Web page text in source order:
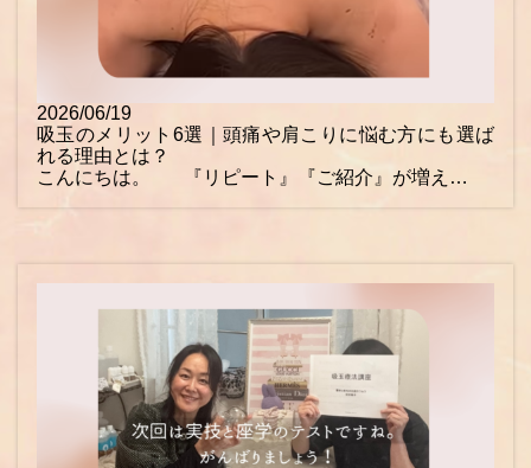
2026/06/19
吸玉のメリット6選｜頭痛や肩こりに悩む方にも選ば
れる理由とは？
こんにちは。 『リピート』『ご紹介』が増え…